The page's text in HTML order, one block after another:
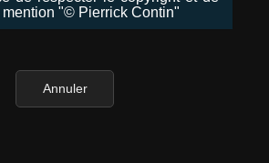
"© Pierrick Contin"
Annuler